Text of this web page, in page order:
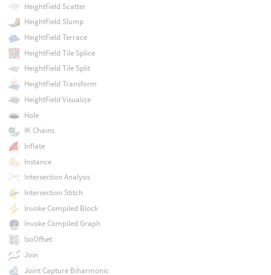
HeightField Scatter
HeightField Slump
HeightField Terrace
HeightField Tile Splice
HeightField Tile Split
HeightField Transform
HeightField Visualize
Hole
IK Chains
Inflate
Instance
Intersection Analysis
Intersection Stitch
Invoke Compiled Block
Invoke Compiled Graph
IsoOffset
Join
Joint Capture Biharmonic